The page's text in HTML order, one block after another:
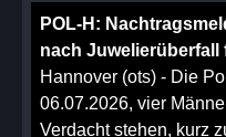
POL-H:
nach Juwelierüberfall
Hannover (ots) - Die
06.07.2026, vier
Verdacht stehen, kurz